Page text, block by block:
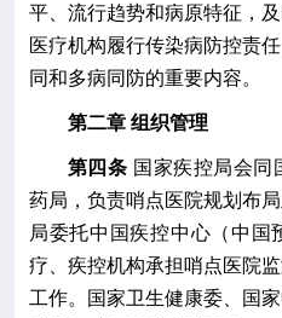
平、 流行趋势和病原特征 ，
医疗机构履行传染病防控责
同和多病同防的重要内容。
第二章 组织管理
第四条 国家疾控局会同
药局，负责哨点医院规划布局
局委托中国疾控中心（中国
疗 、疾控机构承担哨点医院
工作。国家卫生健康委、国